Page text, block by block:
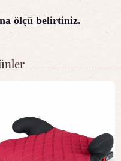
ölçü belirtiniz.